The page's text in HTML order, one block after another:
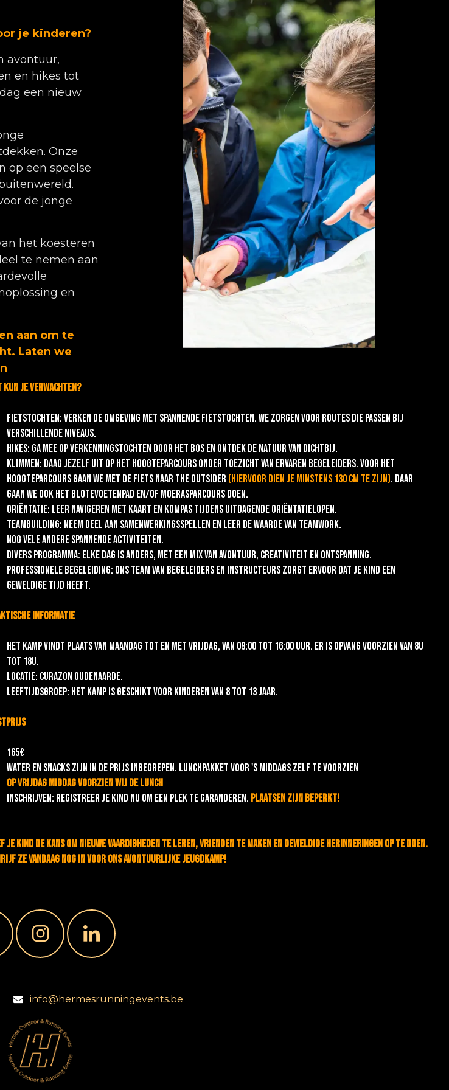
je kinderen?
avontuur,
en hikes tot
een nieuw
Onze
op een speelse
de jonge
het koesteren
te nemen aan
en
aan om te
Laten we
kun je verwachten?
Fietstochten: Verken de omgeving met spannende fietstochten. We zorgen voor routes die passen bij
verschillende niveaus.
Hikes: Ga mee op verkenningstochten door het bos en ontdek de natuur van dichtbij.
Klimmen: Daag jezelf uit op het hoogteparcours onder toezicht van ervaren begeleiders. Voor het
hoogteparcours gaan we met de fiets naar The Outsider (Hiervoor dien je minstens 130 cm te zijn). Daar
gaan we ook het blotevoetenpad en/of moerasparcours doen.
Oriëntatie: Leer navigeren met kaart en kompas tijdens uitdagende oriëntatielopen.
Teambuilding: Neem deel aan samenwerkingsspellen en leer de waarde van teamwork.
Nog vele andere spannende activiteiten.
Divers programma: Elke dag is anders, met een mix van avontuur, creativiteit en ontspanning.
Professionele begeleiding: Ons team van begeleiders en instructeurs zorgt ervoor dat je kind een
geweldige tijd heeft.
informatie
Het kamp vindt plaats van maandag tot en met vrijdag, van 09:00 tot 16:00 uur. Er is opvang voorzien van 8u
tot 18u.
Locatie: Curazon Oudenaarde.
Leeftijdsgroep: Het kamp is geschikt voor kinderen van 8 tot 13 jaar.
165€
Water en snacks zijn in de prijs inbegrepen. Lunchpakket voor 's middags zelf te voorzien
Op vrijdag middag voorzien wij de lunch
Inschrijven: Registreer je kind nu om een plek te garanderen. Plaatsen zijn beperkt!
je kind de kans om nieuwe vaardigheden te leren, vrienden te maken en geweldige herinneringen op te doen.
ze vandaag nog in voor ons avontuurlijke jeugdkamp!
info@hermesrunningevents.be